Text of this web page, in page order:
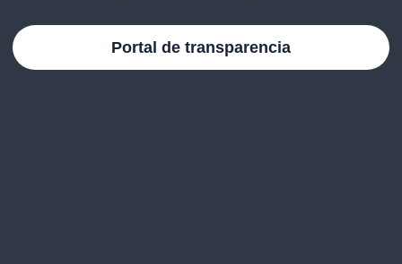
Portal de transparencia